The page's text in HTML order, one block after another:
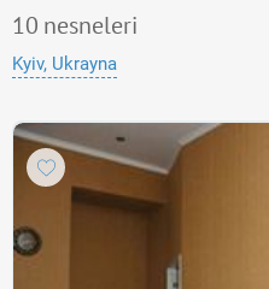
10 nesneleri
Kyiv, Ukrayna